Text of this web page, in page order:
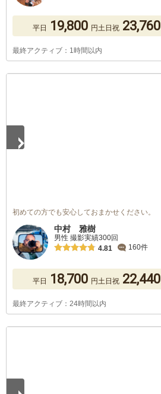
平日 19,800 円土日祝 23,760
最終アクティブ：1時間以内
初めての方でも安心しておまかせください。
中村 雅樹
男性 撮影実績300回
4.81
160件
平日 18,700 円土日祝 22,440
最終アクティブ：24時間以内